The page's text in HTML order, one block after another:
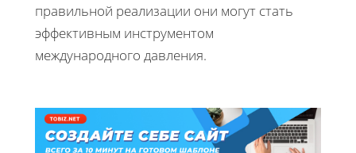
правильной реализации они могут стать
эффективным инструментом
международного давления.